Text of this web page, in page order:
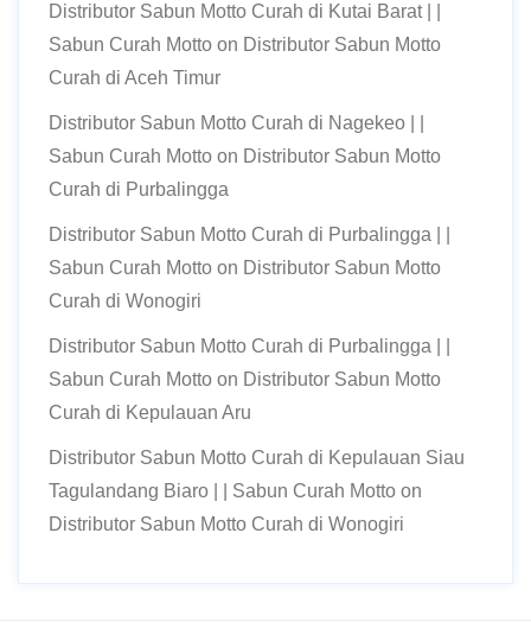
Distributor Sabun Motto Curah di Kutai Barat | |
Sabun Curah Motto on Distributor Sabun Motto
Curah di Aceh Timur
Distributor Sabun Motto Curah di Nagekeo | |
Sabun Curah Motto on Distributor Sabun Motto
Curah di Purbalingga
Distributor Sabun Motto Curah di Purbalingga | |
Sabun Curah Motto on Distributor Sabun Motto
Curah di Wonogiri
Distributor Sabun Motto Curah di Purbalingga | |
Sabun Curah Motto on Distributor Sabun Motto
Curah di Kepulauan Aru
Distributor Sabun Motto Curah di Kepulauan Siau
Tagulandang Biaro | | Sabun Curah Motto on
Distributor Sabun Motto Curah di Wonogiri